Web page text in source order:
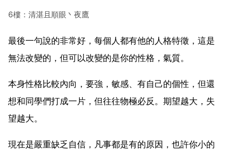
6樓：清湛且順眼丶夜鷹
最後一句說的非常好，每個人都有他的人格特徵，這是
無法改變的，但可以改變的是你的性格，氣質。
本身性格比較內向，要強，敏感、有自己的個性，但還
想和同學們打成一片，但往往物極必反。期望越大，失
望越大。
現在是嚴重缺乏自信，凡事都是有的原因，也許你小的